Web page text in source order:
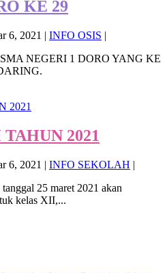
KE 29
6, 2021 | INFO OSIS |
NEGERI 1 DORO YANG KE
2021
6, 2021 | INFO SEKOLAH |
25 maret 2021 akan
kelas XII,...